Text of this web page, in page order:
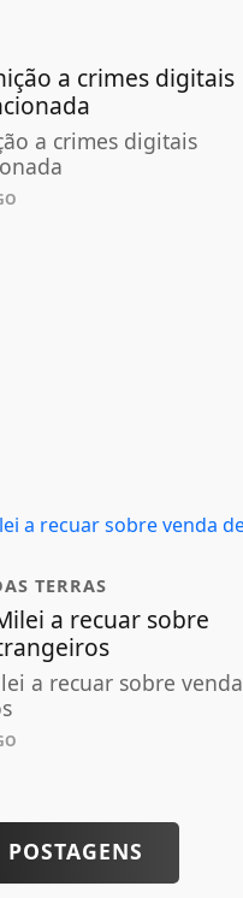
a crimes digitais
a crimes digitais
TERRAS
a recuar sobre
a recuar sobre venda